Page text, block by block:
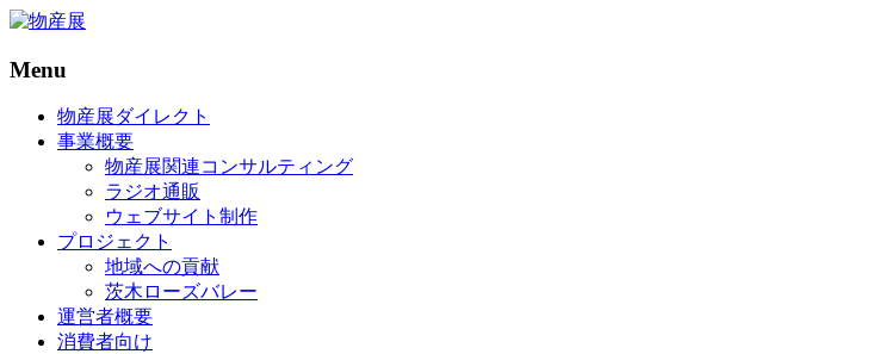
物
Menu
物産展ダイレクト
事業概要
物産展関連コンサルティング
ラジオ通販
ウェブサイト制作
プロジェクト
地域への貢献
茨木ローズバレー
運営者概要
消費者向け